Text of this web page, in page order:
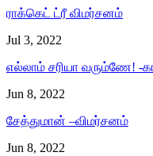
ராக்கெட் ட்ரீ விமர்சனம்
Jul 3, 2022
எல்லாம் சரியா வரும்ணே! -
Jun 8, 2022
சேத்துமான் –விமர்சனம்
Jun 8, 2022